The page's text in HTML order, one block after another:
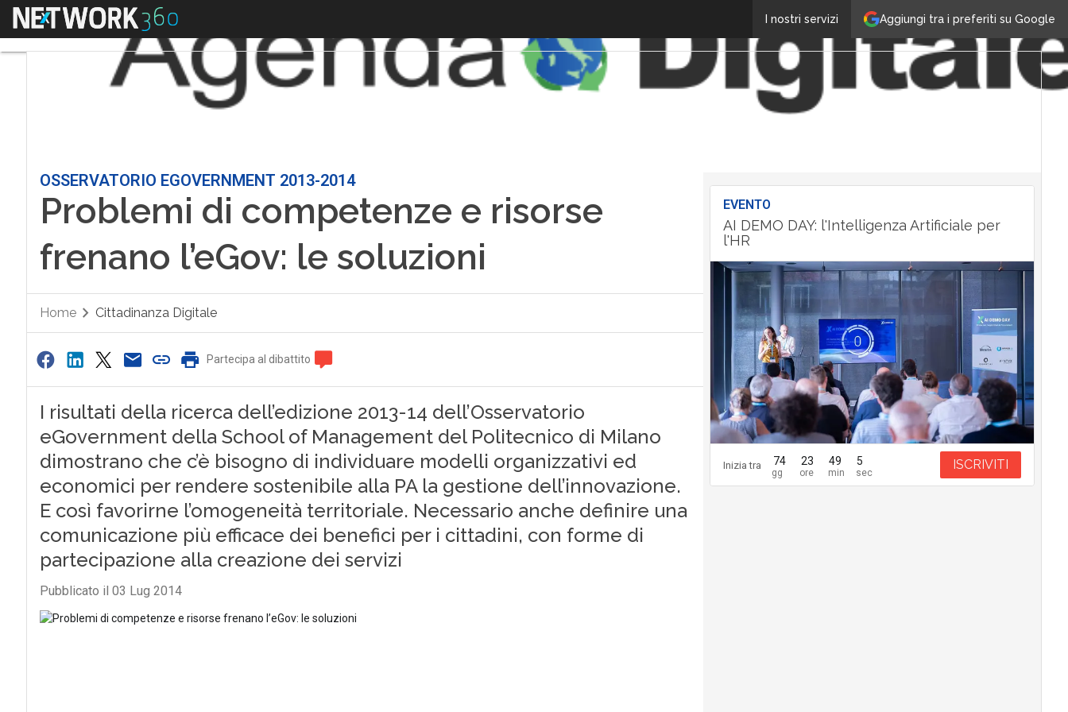
Aggiungi tra i preferiti su Google
I nostri servizi
Menu
OSSERVATORIO EGOVERNMENT 2013-2014
Problemi di competenze e risorse
frenano l’eGov: le soluzioni
Home Cittadinanza Digitale
Partecipa al dibattito
I risultati della ricerca dell’edizione 2013-14 dell’Osservatorio
eGovernment della School of Management del Politecnico di Milano
dimostrano che c’è bisogno di individuare modelli organizzativi ed
economici per rendere sostenibile alla PA la gestione dell’innovazione.
E così favorirne l’omogeneità territoriale. Necessario anche definire una
comunicazione più efficace dei benefici per i cittadini, con forme di
partecipazione alla creazione dei servizi
Pubblicato il 03 Lug 2014
EVENTO
AI DEMO DAY: l'Intelligenza Artificiale per
l'HR
Inizia tra 74 23 49 4 ISCRIVITI